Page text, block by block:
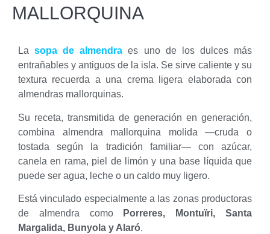
MALLORQUINA
Lasopa de almendra es uno de los dulces más
entrañables y antiguos de la isla. Se sirve caliente y su
textura recuerda a una crema ligera elaborada con
almendras mallorquinas.
Su receta, transmitida de generación en generación,
combina almendra mallorquina molida —cruda o
tostada según la tradición familiar— con azúcar,
canela en rama, piel de limón y una base líquida que
puede ser agua, leche o un caldo muy ligero.
Está vinculado especialmente a las zonas productoras
de almendra como
Porreres, Montuïri, Santa
Margalida, Bunyola y Alaró.